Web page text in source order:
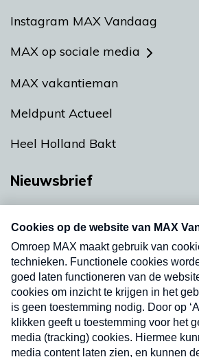
Instagram MAX Vandaag
MAX op sociale media
MAX vakantieman
Meldpunt Actueel
Heel Holland Bakt
Nieuwsbrief
nieuwsbrief. Elke vrijdag- en
uw mailbox.